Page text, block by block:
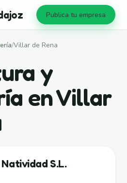
Publica tu empresa
/Villar de Rena
y
en Villar
S.L.